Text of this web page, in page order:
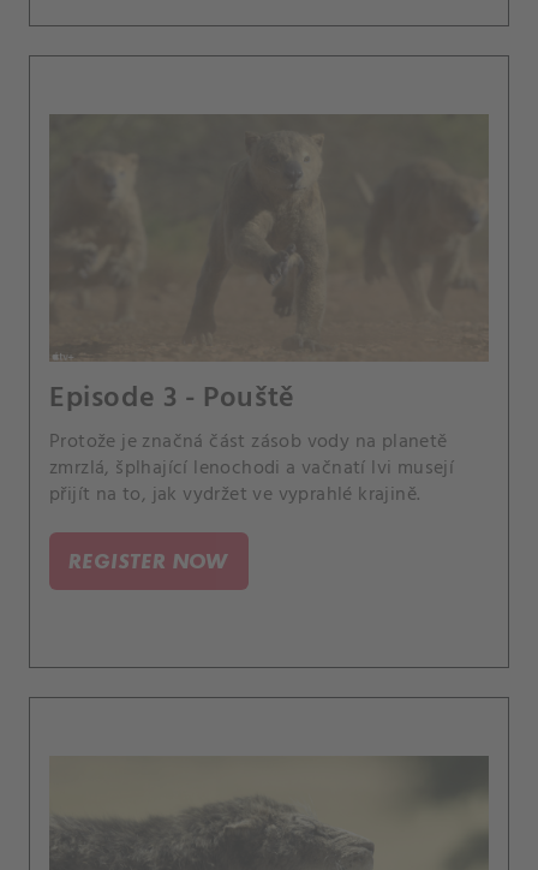
Episode 3 - Pouště
Protože je značná část zásob vody na planetě
zmrzlá, šplhající lenochodi a vačnatí lvi musejí
přijít na to, jak vydržet ve vyprahlé krajině.
REGISTER NOW